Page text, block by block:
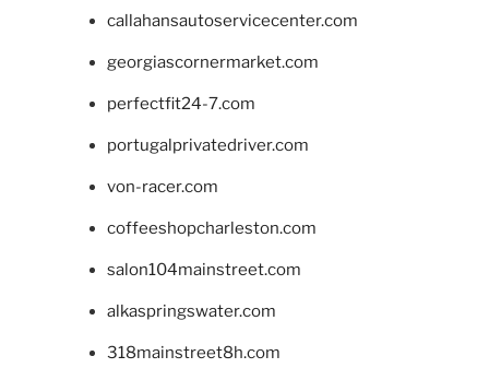
callahansautoservicecenter.com
georgiascornermarket.com
perfectfit24-7.com
portugalprivatedriver.com
von-racer.com
coffeeshopcharleston.com
salon104mainstreet.com
alkaspringswater.com
318mainstreet8h.com